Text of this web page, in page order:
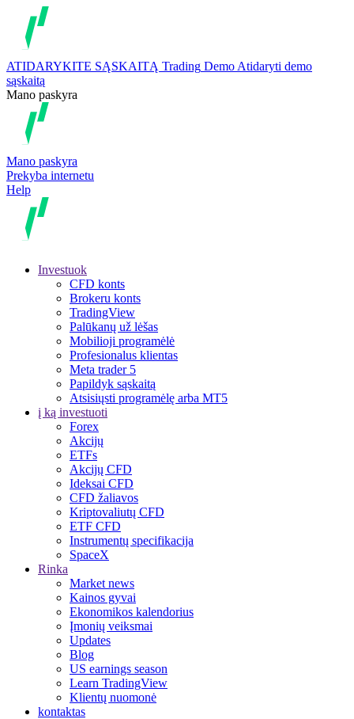
ATIDARYKITE SĄSKAITĄ Trading Demo Atidaryti demo
sąskaitą
Mano paskyra
Mano paskyra
Prekyba internetu
Help
Investuok
CFD konts
Brokeru konts
TradingView
Palūkanų už lėšas
Mobilioji programėlė
Profesionalus klientas
Meta trader 5
Papildyk sąskaitą
Atsisiųsti programėlę arba MT5
į ką investuoti
Forex
Akcijų
ETFs
Akcijų CFD
Ideksai CFD
CFD žaliavos
Kriptovaliutų CFD
ETF CFD
Instrumentų specifikacija
SpaceX
Rinka
Market news
Kainos gyvai
Ekonomikos kalendorius
Įmonių veiksmai
Updates
Blog
US earnings season
Learn TradingView
Klientų nuomonė
kontaktas